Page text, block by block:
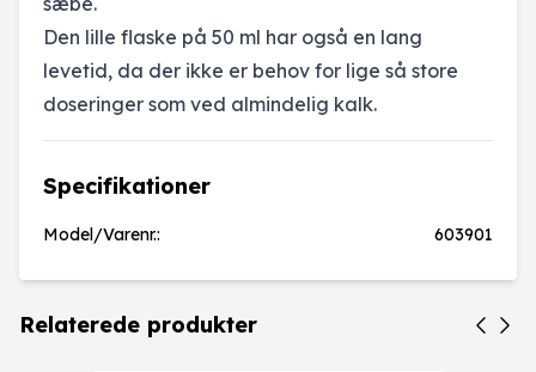
Den lille flaske på 50 ml har også en lang
levetid, da der ikke er behov for lige så store
doseringer som ved almindelig kalk.
Specifikationer
Model/Varenr.: 603901
Relaterede produkter